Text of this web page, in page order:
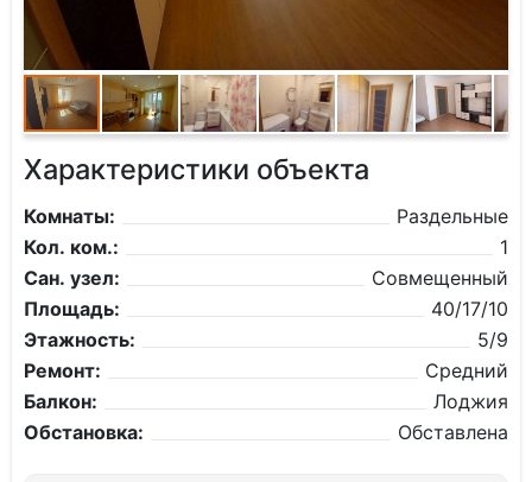
Характеристики объекта
Комнаты:
Раздельные
Кол. ком.:
1
Сан. узел:
Совмещенный
Площадь:
40/17/10
Этажность:
5/9
Ремонт:
Средний
Балкон:
Лоджия
Обстановка:
Обставлена